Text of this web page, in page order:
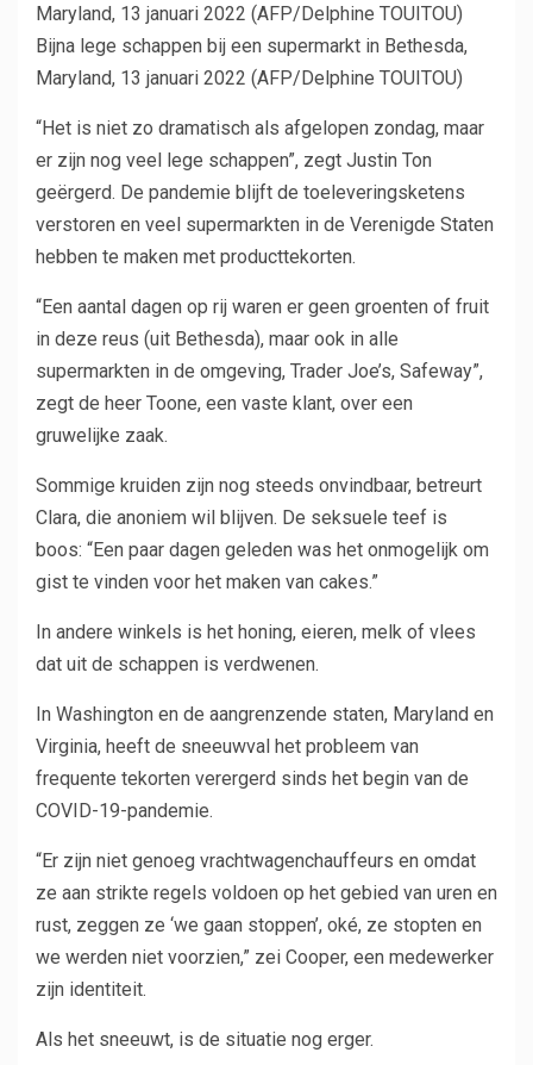
Bijna lege schappen bij een supermarkt in Bethesda,
Maryland, 13 januari 2022 (AFP/Delphine TOUITOU)
“Het is niet zo dramatisch als afgelopen zondag, maar
er zijn nog veel lege schappen”, zegt Justin Ton
geërgerd. De pandemie blijft de toeleveringsketens
verstoren en veel supermarkten in de Verenigde Staten
hebben te maken met producttekorten.
“Een aantal dagen op rij waren er geen groenten of fruit
in deze reus (uit Bethesda), maar ook in alle
supermarkten in de omgeving, Trader Joe’s, Safeway”,
zegt de heer Toone, een vaste klant, over een
gruwelijke zaak.
Sommige kruiden zijn nog steeds onvindbaar, betreurt
Clara, die anoniem wil blijven. De seksuele teef is
boos: “Een paar dagen geleden was het onmogelijk om
gist te vinden voor het maken van cakes.”
In andere winkels is het honing, eieren, melk of vlees
dat uit de schappen is verdwenen.
In Washington en de aangrenzende staten, Maryland en
Virginia, heeft de sneeuwval het probleem van
frequente tekorten verergerd sinds het begin van de
COVID-19-pandemie.
“Er zijn niet genoeg vrachtwagenchauffeurs en omdat
ze aan strikte regels voldoen op het gebied van uren en
rust, zeggen ze ‘we gaan stoppen’, oké, ze stopten en
we werden niet voorzien,” zei Cooper, een medewerker
zijn identiteit.
Als het sneeuwt, is de situatie nog erger.